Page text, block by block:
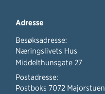
Adresse
Besøksadresse:
Næringslivets Hus
Middelthunsgate 27
Postadresse:
Postboks 7072 Majorstuen